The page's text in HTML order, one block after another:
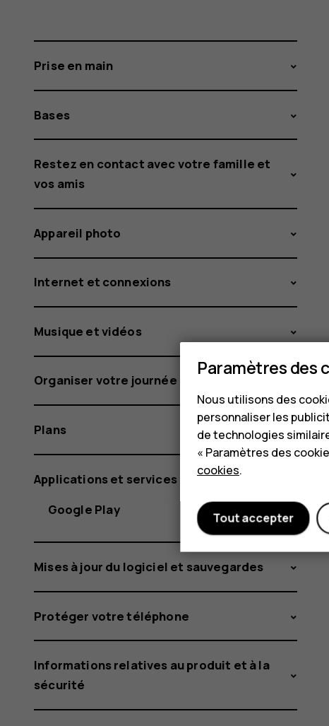
Prise en main
Bases
Restez en contact avec votre famille et
vos amis
Appareil photo
Internet et connexions
Musique et vidéos
Organiser votre journée
Plans
Applications et services
Google Play
Mises à jour du logiciel et sauvegardes
Protéger votre téléphone
Informations relatives au produit et à la
sécurité
Paramètres des
Nous utilisons des
personnaliser les
de technologies
« Paramètres des
cookies.
Tout accepter